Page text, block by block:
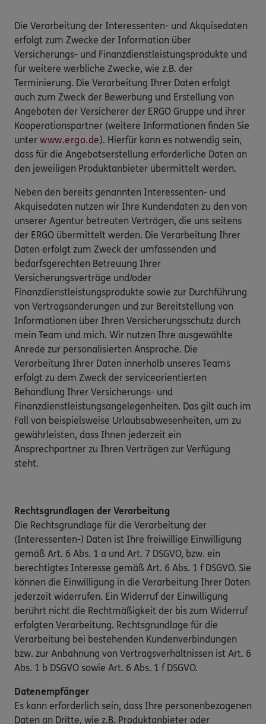
Die Verarbeitung der Interessenten- und Akquisedaten
erfolgt zum Zwecke der Information über
Versicherungs- und Finanzdienstleistungsprodukte und
für weitere werbliche Zwecke, wie z.B. der
Terminierung. Die Verarbeitung Ihrer Daten erfolgt
auch zum Zweck der Bewerbung und Erstellung von
Angeboten der Versicherer der ERGO Gruppe und ihrer
Kooperationspartner (weitere Informationen finden Sie
unter www.ergo.de). Hierfür kann es notwendig sein,
dass für die Angebotserstellung erforderliche Daten an
den jeweiligen Produktanbieter übermittelt werden.
Neben den bereits genannten Interessenten- und
Akquisedaten nutzen wir Ihre Kundendaten zu den von
unserer Agentur betreuten Verträgen, die uns seitens
der ERGO übermittelt werden. Die Verarbeitung Ihrer
Daten erfolgt zum Zweck der umfassenden und
bedarfsgerechten Betreuung Ihrer
Versicherungsverträge und/oder
Finanzdienstleistungsprodukte sowie zur Durchführung
von Vertragsänderungen und zur Bereitstellung von
Informationen über Ihren Versicherungsschutz durch
mein Team und mich. Wir nutzen Ihre ausgewählte
Anrede zur personalisierten Ansprache. Die
Verarbeitung Ihrer Daten innerhalb unseres Teams
erfolgt zu dem Zweck der serviceorientierten
Behandlung Ihrer Versicherungs- und
Finanzdienstleistungsangelegenheiten. Das gilt auch im
Fall von beispielsweise Urlaubsabwesenheiten, um zu
gewährleisten, dass Ihnen jederzeit ein
Ansprechpartner zu Ihren Verträgen zur Verfügung
steht.
Rechtsgrundlagen der Verarbeitung
Die Rechtsgrundlage für die Verarbeitung der
(Interessenten-) Daten ist Ihre freiwillige Einwilligung
gemäß Art. 6 Abs. 1 a und Art. 7 DSGVO, bzw. ein
berechtigtes Interesse gemäß Art. 6 Abs. 1 f DSGVO. Sie
können die Einwilligung in die Verarbeitung Ihrer Daten
jederzeit widerrufen. Ein Widerruf der Einwilligung
berührt nicht die Rechtmäßigkeit der bis zum Widerruf
erfolgten Verarbeitung. Rechtsgrundlage für die
Verarbeitung bei bestehenden Kundenverbindungen
bzw. zur Anbahnung von Vertragsverhältnissen ist Art. 6
Abs. 1 b DSGVO sowie Art. 6 Abs. 1 f DSGVO.
Datenempfänger
Es kann erforderlich sein, dass Ihre personenbezogenen
Daten an Dritte, wie z.B. Produktanbieter oder